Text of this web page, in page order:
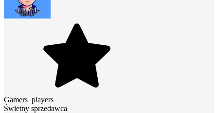
Gamers_players
Świetny sprzedawca